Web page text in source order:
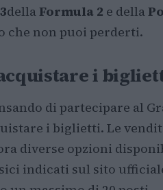
dellaFormula 2 e della
che non puoi perderti.
i
di partecipare al
i biglietti. Le
diverse opzioni
indicati sul sito